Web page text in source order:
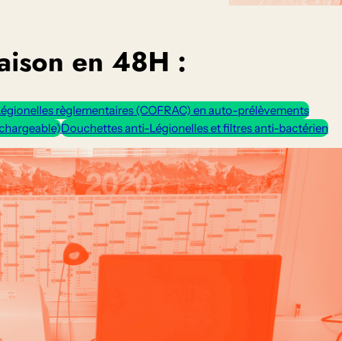
en 48H :
règlementaires (COFRAC) en auto-prélèvements
Douchettes anti-Légionelles et filtres anti-bactérien